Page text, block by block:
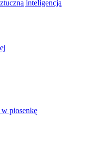
inteligencją
piosenkę